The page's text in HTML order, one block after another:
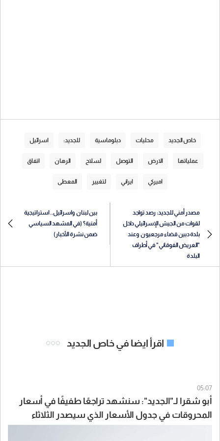
خاص الجديد محليات دبلوماسية للجديد: اسرائيل
عملياتها الارض التوصل لسلاح الرهان اتفاق
اميركي ايراني لتغيير المعطى
مصدر أمني للجديد: رصد تواجد
لقوات من الجيش الإسرائيلي داخل
بلدة دبين قضاء مرجعيون وعند
"العريض الفوقاني" في أطراف
البلدة
بين لبنان واسرائيل.. استراتيجية
أمنية؟ (في المشهد السياسي
ضمن نشرة الأخبار)
اقرأ ايضا في خاص الجديد
05:07
أبو شقرا لـ"الجديد": سنشهد تراجعًا طفيفًا في أسعار
المحروقات في جدول الأسعار الذي سيصدر الثلاثاء